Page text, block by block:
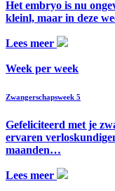
Het embryo is nu
kleinl, maar in deze
Lees meer
Week per week
Zwangerschapsweek 5
Gefeliciteerd met je
ervaren
maanden…
Lees meer